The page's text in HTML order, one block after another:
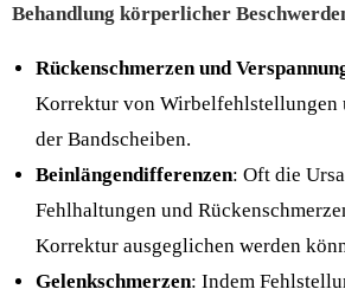
Behandlung körperlicher
Rückenschmerzen und
Korrektur von Wirbelfehlstellungen
der Bandscheiben.
Beinlängendifferenzen: Oft die
Fehlhaltungen und
Korrektur ausgeglichen werden
Gelenkschmerzen: Indem